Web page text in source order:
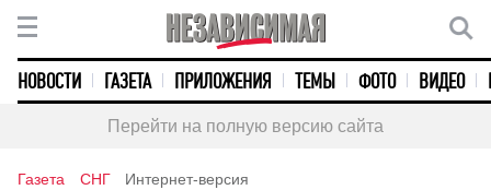
НОВОСТИ ГАЗЕТА ПРИЛОЖЕНИЯ ТЕМЫ ФОТО ВИДЕО
Перейти на полную версию сайта
Газета СНГ Интернет-версия